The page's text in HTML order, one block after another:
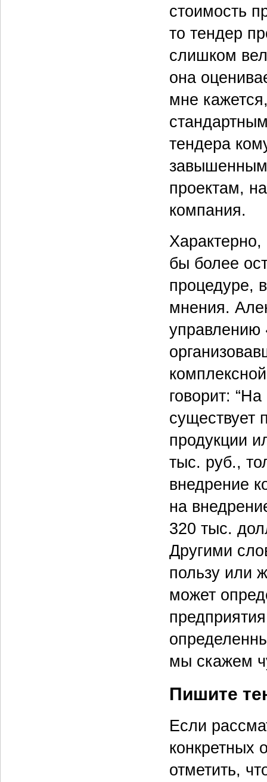
стоимость
то тендер
слишком
она
мне
тендера
проектам,
компания.
Характерно,
бы более
процедуре,
мнения.
управлению
говорит:
существует
продукции
тыс. руб.,
внедрение
на
320 тыс.
Другими
пользу или
может
мы скажем
Пишите
Если
конкретных
отметить,